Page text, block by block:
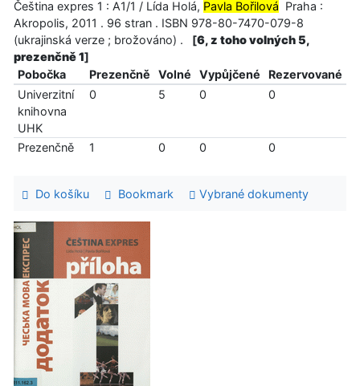
Čeština expres 1 : A1/1 / Lída Holá, Pavla Bořilová Praha :
Akropolis, 2011 . 96 stran . ISBN 978-80-7470-079-8
(ukrajinská verze ; brožováno) .
[6, z toho volných 5,
prezenčně 1]
Pobočka
Prezenčně Volné Vypůjčené
Rezervované
Univerzitní
knihovna
UHK
0 5 0 0
Prezenčně 1 0 0 0
Do košíku Bookmark Vybrané dokumenty